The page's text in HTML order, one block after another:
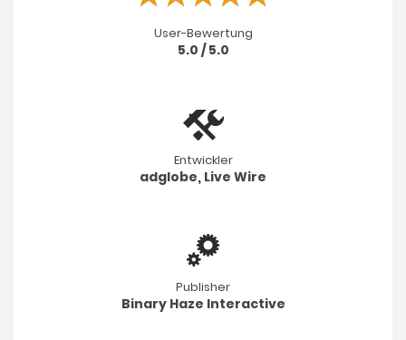
User-Bewertung
5.0 / 5.0
Entwickler
adglobe, Live Wire
Publisher
Binary Haze Interactive